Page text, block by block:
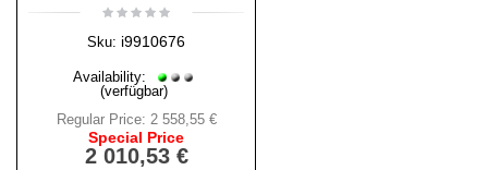
Sku: i9910676
Availability:
(verfügbar)
Regular Price: 2 558,55 €
Special Price
2 010,53 €